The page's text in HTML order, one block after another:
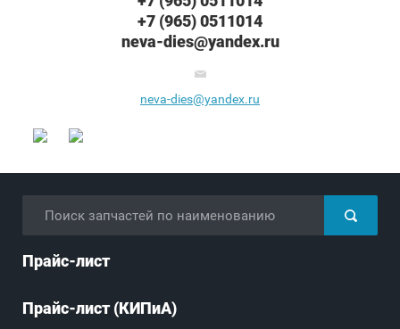
+7 (965) 0511014
neva-dies@yandex.ru
neva-dies@yandex.ru
Прайс-лист
Прайс-лист (КИПиА)